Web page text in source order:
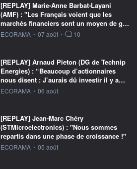
[REPLAY] Marie-Anne Barbat-Layani
(AMF) : "Les Français voient que les
marchés financiers sont un moyen de g…
information fournie par
ECORAMA • 07 août • 10
[REPLAY] Arnaud Pieton (DG de Technip
Energies) : “Beaucoup d’actionnaires
nous disent : J’aurais dû investir il y a…
information fournie par
ECORAMA • 06 août
[REPLAY] Jean-Marc Chéry
(STMicroelectronics) : "Nous sommes
repartis dans une phase de croissance !"
information fournie par
ECORAMA • 05 août